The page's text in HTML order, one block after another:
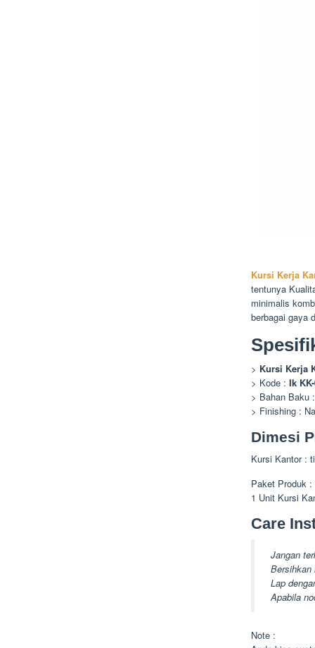
Kursi Kerja
tentunya
minimalis
berbagai gaya
> Kursi Kerja
> Kode : Ik
> Bahan Baku
> Finishing :
Dimesi
Kursi Kantor :
Paket Produk :
1 Unit Kursi
Care
Jangan
Bersihkan
Lap
Apabila
Note :